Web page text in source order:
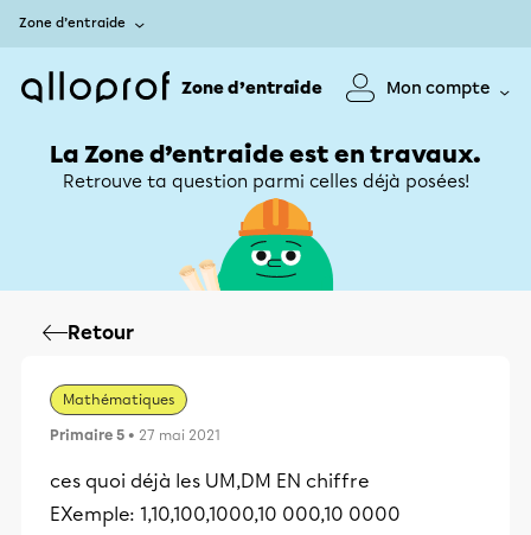
Zone d’entraide
Zone d’entraide Mon compte
La Zone d’entraide est en travaux.
Retrouve ta question parmi celles déjà posées!
Retour
Mathématiques
Primaire 5 • 27 mai 2021
ces quoi déjà les UM,DM EN chiffre
EXemple: 1,10,100,1000,10 000,10 0000